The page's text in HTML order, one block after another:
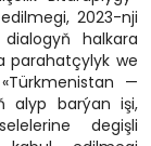
2023-nji
halkara
parahatçylyk we
—
alyp barýan işi,
degişli